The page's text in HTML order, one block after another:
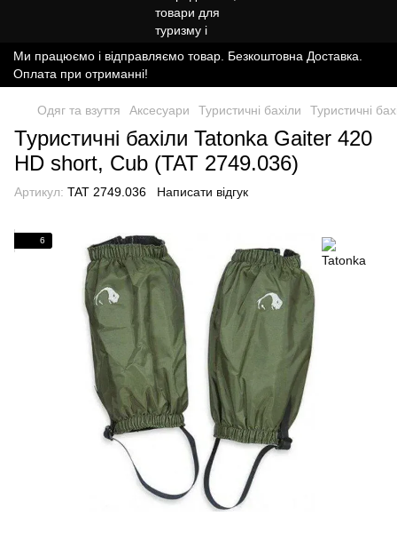
Ми працюємо і відправляємо товар. Безкоштовна Доставка.
Оплата при отриманні!
Одяг та взуття Аксесуари Туристичні бахіли Туристичні
Туристичні бахіли Tatonka Gaiter 420
HD short, Cub (TAT 2749.036)
Артикул: TAT 2749.036 Написати відгук
6